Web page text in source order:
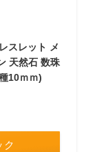
スレット メ
天然石 数珠
10ｍｍ)
ク